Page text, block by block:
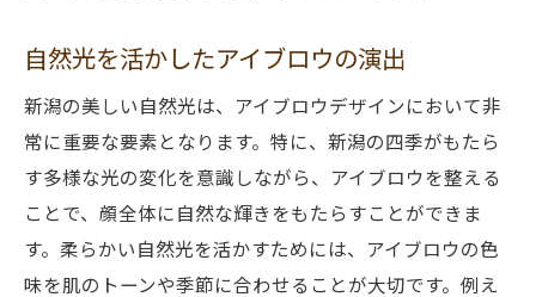
自然光を活かしたアイブロウの演出
新潟の美しい自然光は、アイブロウデザインにおいて非
常に重要な要素となります。特に、新潟の四季がもたら
す多様な光の変化を意識しながら、アイブロウを整える
ことで、顔全体に自然な輝きをもたらすことができま
す。柔らかい自然光を活かすためには、アイブロウの色
味を肌のトーンや季節に合わせることが大切です。例え